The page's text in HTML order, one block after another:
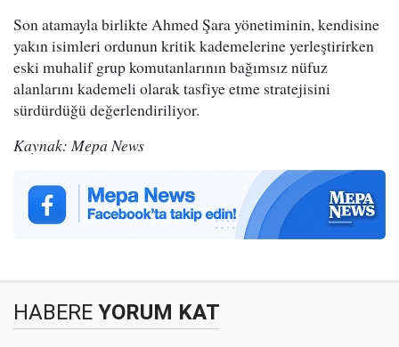
Son atamayla birlikte Ahmed Şara yönetiminin, kendisine
yakın isimleri ordunun kritik kademelerine yerleştirirken
eski muhalif grup komutanlarının bağımsız nüfuz
alanlarını kademeli olarak tasfiye etme stratejisini
sürdürdüğü değerlendiriliyor.
Kaynak: Mepa News
HABERE YORUM KAT